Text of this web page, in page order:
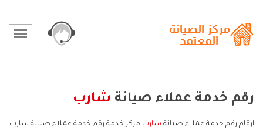
رقم خدمة عملاء صيانة شارب
ارقام رقم خدمة عملاء صيانة شارب مركز خدمة رقم خدمة عملاء صيانة شارب